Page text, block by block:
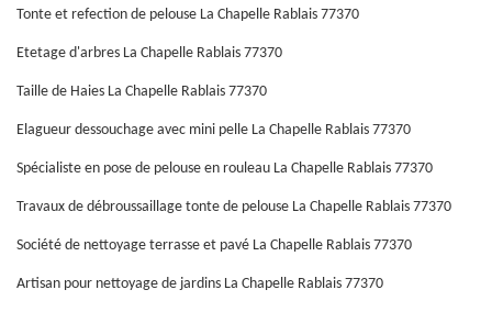
Tonte et refection de pelouse La Chapelle Rablais 77370
Etetage d'arbres La Chapelle Rablais 77370
Taille de Haies La Chapelle Rablais 77370
Elagueur dessouchage avec mini pelle La Chapelle Rablais 77370
Spécialiste en pose de pelouse en rouleau La Chapelle Rablais 77370
Travaux de débroussaillage tonte de pelouse La Chapelle Rablais 77370
Société de nettoyage terrasse et pavé La Chapelle Rablais 77370
Artisan pour nettoyage de jardins La Chapelle Rablais 77370